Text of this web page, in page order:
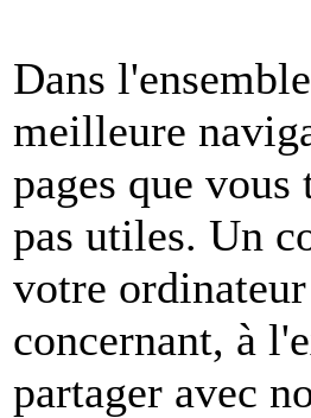
Dans
meilleure
pages que
pas utiles. Un
votre
concernant, à
partager avec